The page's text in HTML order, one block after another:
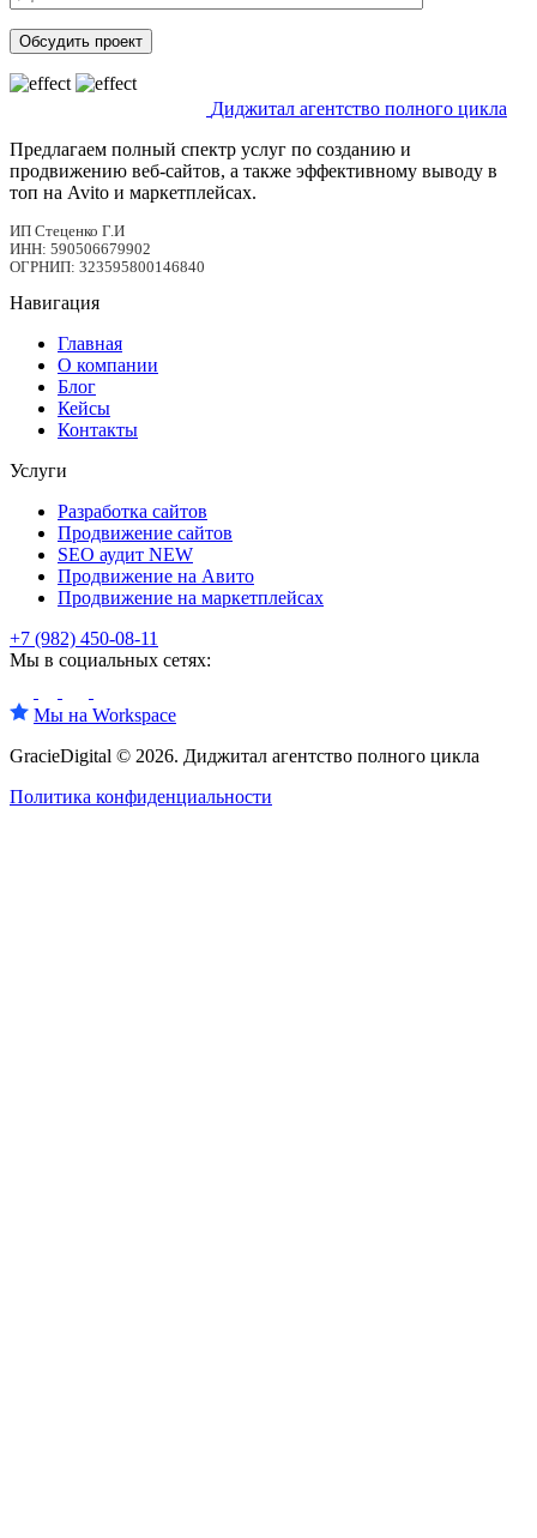
Диджитал агентство полного цикла
Предлагаем полный спектр услуг по созданию и
продвижению веб-сайтов, а также эффективному выводу в
топ на Avito и маркетплейсах.
ИП Стеценко Г.И
ИНН: 590506679902
ОГРНИП: 323595800146840
Навигация
Главная
О компании
Блог
Кейсы
Контакты
Услуги
Разработка сайтов
Продвижение сайтов
SEO аудит NEW
Продвижение на Авито
Продвижение на маркетплейсах
+7 (982) 450-08-11
Мы в социальных сетях:
Мы на Workspace
GracieDigital © 2026. Диджитал агентство полного цикла
Политика конфиденциальности